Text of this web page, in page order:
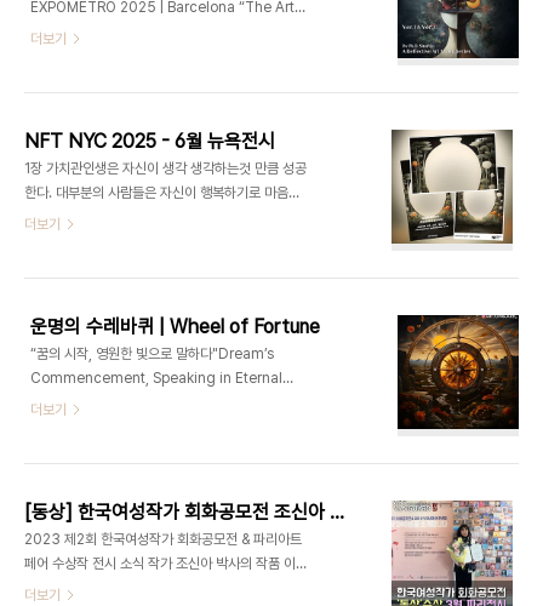
몰입형 예술 세계입니다💫 JAY는 그 중심에서 당신
을 새로운 감각의 문으로 안내합니다⭐️ 이제, 그 문을
전으로 나뉘어 같은 세계를 서로 다른 언어와 감..
EXPOMETRO 2025 | Barcelona “The Art
Tunnel” When Dreams Become Art“모든 꿈
2025 | Barcelona “The Art Tunnel” 음원 정
식 발매에 이어 Expo METRO 2025 에 참석합니
다! 🌍🔥스페인🇪🇸 바르셀로나 전시작품, 이제 음
악으로도 만나보세요!싱글 앨범 [꿈은 예술이 되어
ver.1 & ver.2] 전격 발매🤍전시와 음악, 두 감각으
🎧 EX..
더보기
NFT NYC 2025 - 6월 뉴욕전시
1장 가치관인생은 자신이 생각 생각하는것 만큼 성공
한다. 대부분의 사람들은 자신이 행복하기로 마음먹
은 만큼 행복하다."Most folks are as happy as
NYC에 참석합니다! 🌍🔥‘아트뱅가드(Art
Vanguard)’를 뉴욕 글로벌 무대에서 선보이며, 디
지털 아트 & 음악의 새로운 가능성을 탐색할 예정이
에요✨뉴욕에서 펼쳐질 특별한 순간들, 기대해주세
요! 🗽💫📌 NFT NYC 2025 | ArtVanguard🎧
✔️🌎 글로벌 네트워킹 ✔️ ..
더보기
운명의 수레바퀴 | Wheel of Fortune
“꿈의 시작, 영원한 빛으로 말하다"Dream’s
Commencement, Speaking in Eternal
Light 운명의 수레바퀴 | Wheel of Fortune "다
challenge" 조신아 작가의 천연 다이아몬드 두 번
째 작품은 타로 카드의 '운명의 수레바퀴'에서 영감을
받아 창조된 특별한 작품입니다. 이 작품은 다이아몬
드의 영원한 빛을 가진 행운의 수레바퀴 뒤로 떠오르
는 태양을 표현하여, 새로운 시작과 함께 행운이 가득
더보기
[동상] 한국여성작가 회화공모전 조신아 박사 3월 프랑스 파리전시
2023 제2회 한국여성작가 회화공모전 & 파리아트
페어 수상작 전시 소식 작가 조신아 박사의 작품 이
2023 제2회 한국여성작가 회화공모전 & 200 K-
더보기